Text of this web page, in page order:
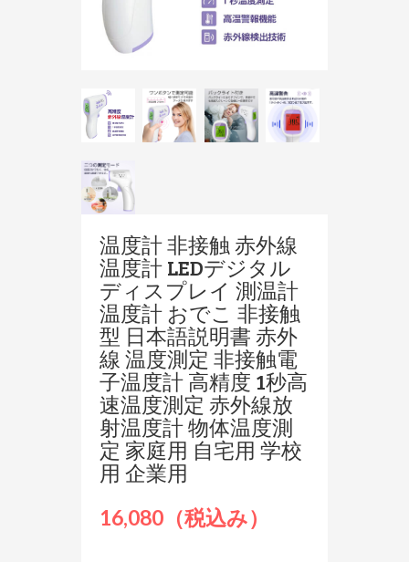
温度計 非接触 赤外線
温度計 LEDデジタル
ディスプレイ 測温計
温度計 おでこ 非接触
型 日本語説明書 赤外
線 温度測定 非接触電
子温度計 高精度 1秒高
速温度測定 赤外線放
射温度計 物体温度測
定 家庭用 自宅用 学校
用 企業用
16,080（税込み）